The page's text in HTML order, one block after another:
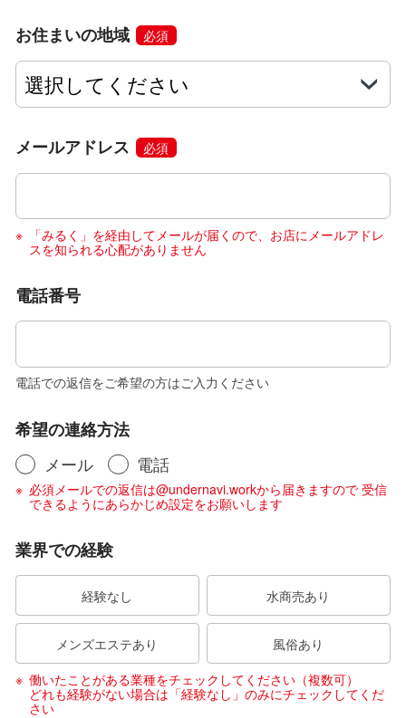
お住まいの地域 必須
メールアドレス 必須
「みるく」を経由してメールが届くので、お店にメールアドレ
スを知られる心配がありません
電話番号
電話での返信をご希望の方はご入力ください
希望の連絡方法
メール
電話
必須メールでの返信は@undernavi.workから届きますので 受信
できるようにあらかじめ設定をお願いします
業界での経験
経験なし 水商売あり
メンズエステあり
風俗あり
働いたことがある業種をチェックしてください（複数可）
どれも経験がない場合は「経験なし」のみにチェックしてくだ
さい